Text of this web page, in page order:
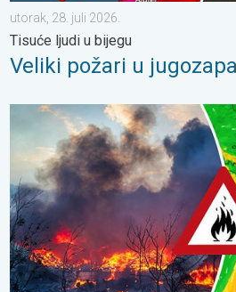
utorak, 28. juli 2026.
Tisuće ljudi u bijegu
Veliki požari u
Olujni vjetar rasplamsava vatru.